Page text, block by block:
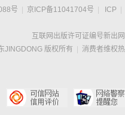
号 京ICP备11041704号 ICP
互联网出版许可证编号新出
JINGDONG 版权所有 消费者维权